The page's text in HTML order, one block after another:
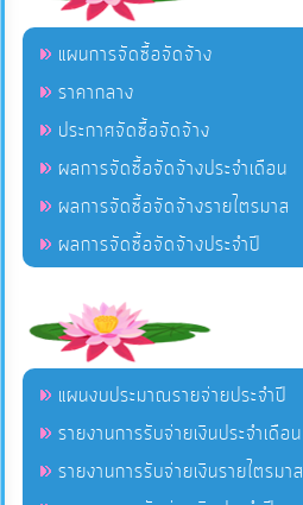
แผนการจัดซื้อจัดจ้าง
ราคากลาง
ประกาศจัดซื้อจัดจ้าง
ผลการจัดซื้อจัดจ้างประจำเดือน
ผลการจัดซื้อจัดจ้างรายไตรมาส
ผลการจัดซื้อจัดจ้างประจำปี
แผนงบประมาณรายจ่ายประจำปี
รายงานการรับจ่ายเงินประจำเดือน
รายงานการรับจ่ายเงินรายไตรมาส